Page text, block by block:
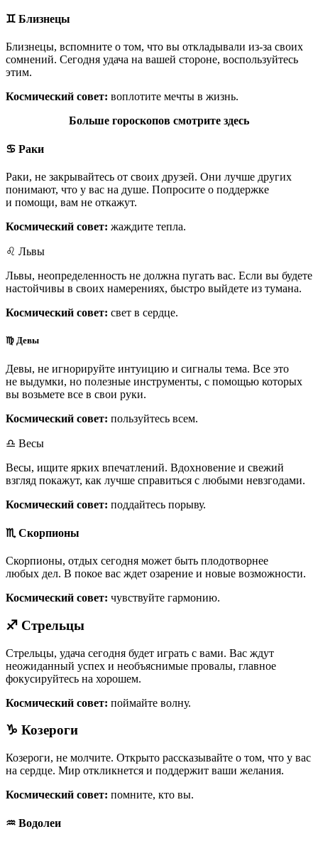
♊ Близнецы
Близнецы, вспомните о том, что вы откладывали из-за своих
сомнений. Сегодня удача на вашей стороне, воспользуйтесь
этим.
Космический совет: воплотите мечты в жизнь.
Больше гороскопов смотрите здесь
♋ Раки
Раки, не закрывайтесь от своих друзей. Они лучше других
понимают, что у вас на душе. Попросите о поддержке
и помощи, вам не откажут.
Космический совет: жаждите тепла.
♌ Львы
Львы, неопределенность не должна пугать вас. Если вы будете
настойчивы в своих намерениях, быстро выйдете из тумана.
Космический совет: свет в сердце.
♍ Девы
Девы, не игнорируйте интуицию и сигналы тема. Все это
не выдумки, но полезные инструменты, с помощью которых
вы возьмете все в свои руки.
Космический совет: пользуйтесь всем.
♎ Весы
Весы, ищите ярких впечатлений. Вдохновение и свежий
взгляд покажут, как лучше справиться с любыми невзгодами.
Космический совет: поддайтесь порыву.
♏ Скорпионы
Скорпионы, отдых сегодня может быть плодотворнее
любых дел. В покое вас ждет озарение и новые возможности.
Космический совет: чувствуйте гармонию.
♐ Стрельцы
Стрельцы, удача сегодня будет играть с вами. Вас ждут
неожиданный успех и необъяснимые провалы, главное
фокусируйтесь на хорошем.
Космический совет: поймайте волну.
♑ Козероги
Козероги, не молчите. Открыто рассказывайте о том, что у вас
на сердце. Мир откликнется и поддержит ваши желания.
Космический совет: помните, кто вы.
♒ Водолеи